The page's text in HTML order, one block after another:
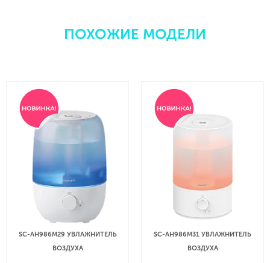
ПОХОЖИЕ МОДЕЛИ
SC-AH986M29 УВЛАЖНИТЕЛЬ
ВОЗДУХА
SC-AH986M31 УВЛАЖНИТЕЛЬ
ВОЗДУХА